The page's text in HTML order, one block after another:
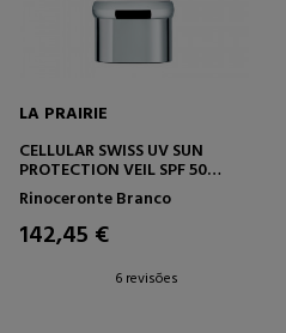
LA PRAIRIE
CELLULAR SWISS UV SUN
PROTECTION VEIL SPF 50
CREME HIDRATANTE COM
PROTEÇÃO SOLAR
Rinoceronte Branco
142,45 €
6 revisões